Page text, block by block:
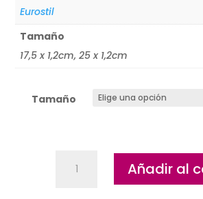
Eurostil
Tamaño
17,5 x 1,2cm, 25 x 1,2cm
Tamaño
rojos
Añadir al